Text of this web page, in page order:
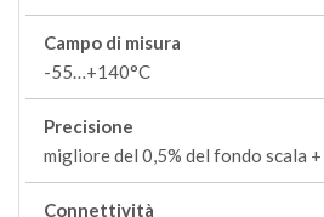
Campo di misura
-55…+140°C
Precisione
migliore del 0,5% del fondo scala
Connettività